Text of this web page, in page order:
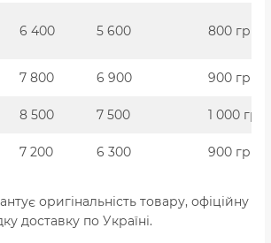
6 400 5 600 800 грн
7 800 6 900 900 грн
8 500 7 500 1 000 грн
7 200 6 300 900 грн
оригінальність товару, офіційну
доставку по Україні.